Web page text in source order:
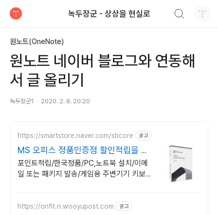
녹두장군 - 상상을 현실로
원노트(OneNote)
원노트 네이버 블로그와 연동해
서 글 올리기
녹두장군1 2020. 2. 8. 20:20
https://smartstore.naver.com/sbcore 광고
MS 오피스 정품인증점 할인적립을 확
인하세요!
포인트적립/한국정품/PC,노트북 설치/이메
일 또는 패키지 발송/게임용 주변기기 키보
https://onfit.n.wooyupost.com 광고